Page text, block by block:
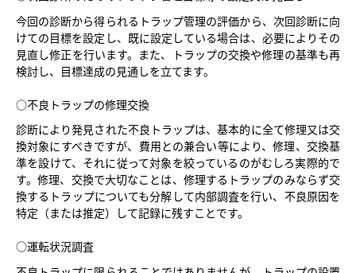
今回の診断から得られるトラップ管理の評価から、次回診断に向
けての目標を設定し、既に設定している場合は、必要によりその
見直し修正を行います。また、トラップの交換や修理の基準も再
検討し、目標達成の見通しを立てます。
○不良トラップの修理交換
診断により発見された不良トラップは、基本的に全て修理又は交
換対象にすべきですが、費用との兼合い等により、修理、交換基
準を設けて、それに従って対象を絞っているのがむしろ実際的で
す。修理、交換で大切なことは、修理するトラップのみならず交
換するトラップについても分解して内部調査を行い、不良原因を
特定（または推定）して記録に残すことです。
○運転状況調査